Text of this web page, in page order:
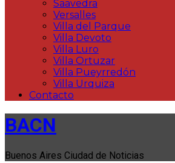
Saavedra
Versalles
Villa del Parque
Villa Devoto
Villa Luro
Villa Ortuzar
Villa Pueyrredón
Villa Urquiza
Contacto
BACN
Buenos Aires Ciudad de Noticias